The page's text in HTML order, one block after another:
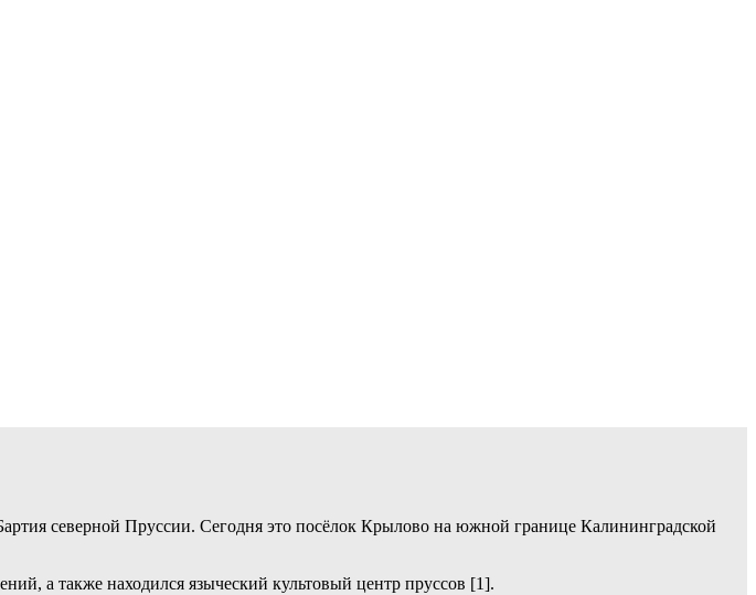
северной Пруссии. Сегодня это посёлок Крылово на южной границе Калининградской
а также находился языческий культовый центр пруссов [1].